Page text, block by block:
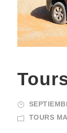
TOURS